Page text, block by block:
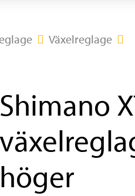
Växelreglage
Shimano
höger